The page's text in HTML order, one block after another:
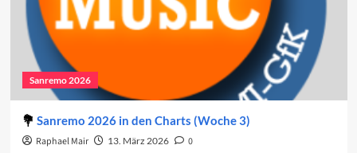
Sanremo 2026
Sanremo 2026 in den Charts (Woche 3)
Raphael Mair 13. März 2026 0